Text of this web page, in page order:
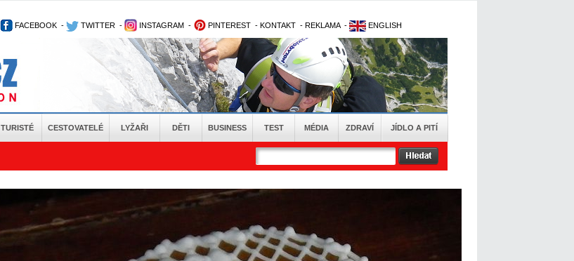
FACEBOOK - TWITTER - INSTAGRAM - PINTEREST - KONTAKT - REKLAMA - ENGLISH
TURISTÉ CESTOVATELÉ LYŽAŘI DĚTI BUSINESS TEST MÉDIA ZDRAVÍ JÍDLO A PITÍ